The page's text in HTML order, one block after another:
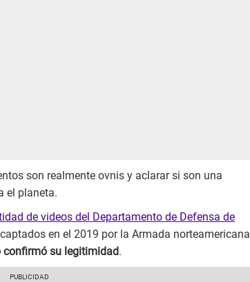
son realmente ovnis y aclarar si son una
el planeta.
de videos del Departamento de Defensa de
en el 2019 por la Armada norteamericana
confirmó su legitimidad.